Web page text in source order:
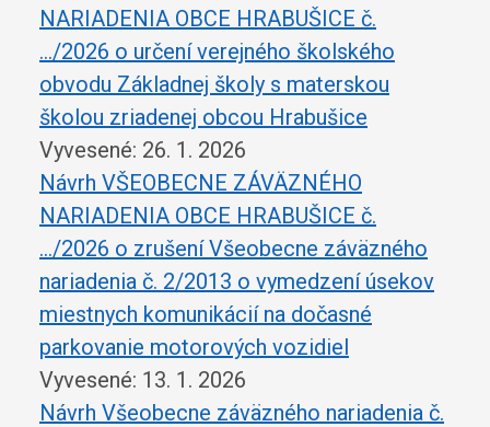
NARIADENIA OBCE HRABUŠICE č.
…/2026 o určení verejného školského
obvodu Základnej školy s materskou
školou zriadenej obcou Hrabušice
Vyvesené: 26. 1. 2026
Návrh VŠEOBECNE ZÁVÄZNÉHO
NARIADENIA OBCE HRABUŠICE č.
…/2026 o zrušení Všeobecne záväzného
nariadenia č. 2/2013 o vymedzení úsekov
miestnych komunikácií na dočasné
parkovanie motorových vozidiel
Vyvesené: 13. 1. 2026
Návrh Všeobecne záväzného nariadenia č.